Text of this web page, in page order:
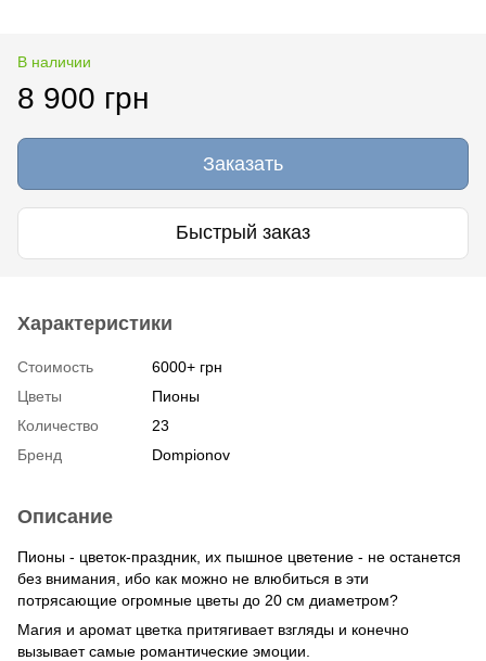
В наличии
8 900 грн
Заказать
Быстрый заказ
Характеристики
Стоимость
6000+ грн
Цветы
Пионы
Количество
23
Бренд
Dompionov
Описание
Пионы - цветок-праздник, их пышное цветение - не останется
без внимания, ибо как можно не влюбиться в эти
потрясающие огромные цветы до 20 см диаметром?
Магия и аромат цветка притягивает взгляды и конечно
вызывает самые романтические эмоции.